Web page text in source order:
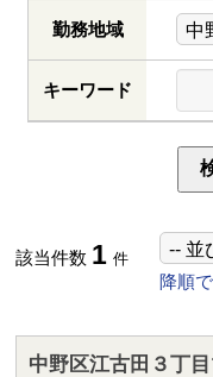
勤務地域
キーワード
該当件数 1
降順
中野区江古田３丁